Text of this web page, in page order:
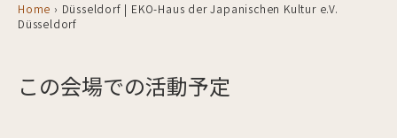
Home › Düsseldorf | EKO-Haus der Japanischen Kultur e.V.
Düsseldorf
この会場での活動予定